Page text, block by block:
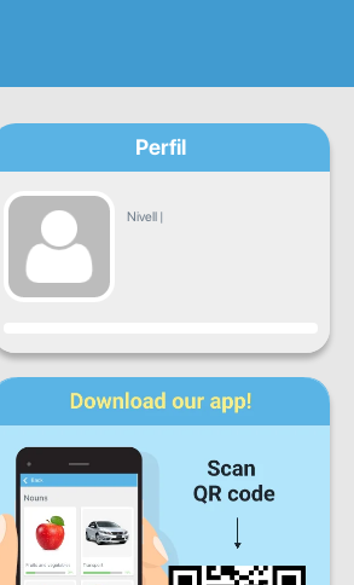
Perfil
Nivell |
Progrés
Dc Dj
Ds Dg